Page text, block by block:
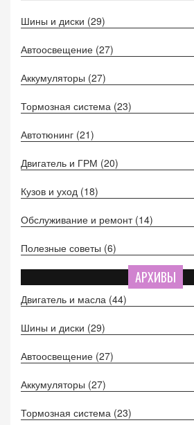
Шины и диски (29)
Автоосвещение (27)
Аккумуляторы (27)
Тормозная система (23)
Автотюнинг (21)
Двигатель и ГРМ (20)
Кузов и уход (18)
Обслуживание и ремонт (14)
Полезные советы (6)
АРХИВЫ
Двигатель и масла (44)
Шины и диски (29)
Автоосвещение (27)
Аккумуляторы (27)
Тормозная система (23)